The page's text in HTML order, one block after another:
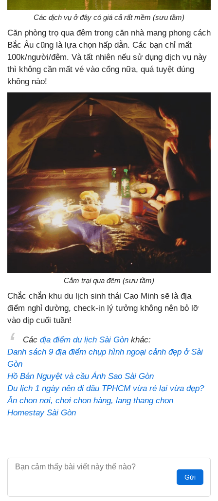
Các dịch vụ ở đây có giá cả rất mềm (sưu tầm)
Căn phòng trọ qua đêm trong căn nhà mang phong cách
Bắc Âu cũng là lựa chọn hấp dẫn. Các bạn chỉ mất
100k/người/đêm. Và tất nhiên nếu sử dụng dịch vụ này
thì không cần mất vé vào cổng nữa, quá tuyệt đúng
không nào!
Cắm trại qua đêm (sưu tầm)
Chắc chắn khu du lịch sinh thái Cao Minh sẽ là địa
điểm nghỉ dường, check-in lý tưởng không nên bỏ lỡ
vào dịp cuối tuần!
Các địa điểm du lịch Sài Gòn khác:
Danh sách 9 địa điểm chụp hình ngoại cảnh đẹp ở Sài
Gòn
Hồ Bán Nguyệt và cầu Ánh Sao Sài Gòn
Du lịch 1 ngày nên đi đâu TPHCM vừa rẻ lại vừa đẹp?
Ăn chọn nơi, chơi chọn hàng, lang thang chọn
Homestay Sài Gòn
Gửi